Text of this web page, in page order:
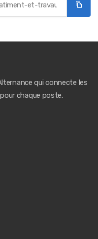
qui connecte les
chaque poste.